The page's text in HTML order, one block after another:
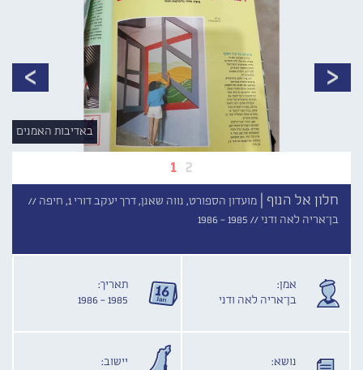
1 2
באדיבות האמנים
חלון אל הנוף | מועדון הספורט, נווה שאנן, דרך יעקב דורי 1, חיפה //
בן־אריה לאה ודני // 1985 - 1986
אמן:
בן־אריה לאה ודני
תאריך:
1985 - 1986
נושא:
יישוב: